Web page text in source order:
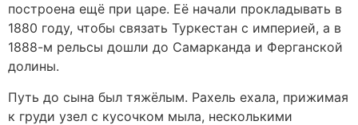
построена ещё при царе. Её начали прокладывать в
1880 году, чтобы связать Туркестан с империей, а в
1888-м рельсы дошли до Самарканда и Ферганской
долины.
Путь до сына был тяжёлым. Рахель ехала, прижимая
к груди узел с кусочком мыла, несколькими